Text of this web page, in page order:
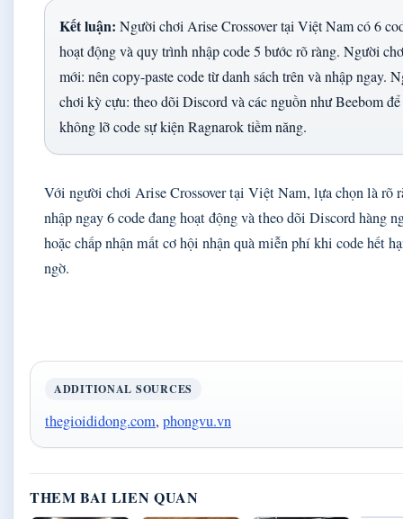
Kết luận: Người chơi Arise Crossover tại Việt Nam có 6
hoạt động và quy trình nhập code 5 bước rõ ràng. Người
mới: nên copy-paste code từ danh sách trên và nhập ngay.
chơi kỳ cựu: theo dõi Discord và các nguồn như Beebom để
không lỡ code sự kiện Ragnarok tiềm năng.
Với người chơi Arise Crossover tại Việt Nam, lựa chọn là rõ
nhập ngay 6 code đang hoạt động và theo dõi Discord hàng
hoặc chấp nhận mất cơ hội nhận quà miễn phí khi code hết
ngờ.
ADDITIONAL SOURCES
thegioididong.com, phongvu.vn
THEM BAI LIEN QUAN